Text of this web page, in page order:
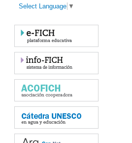
Select Language ▼